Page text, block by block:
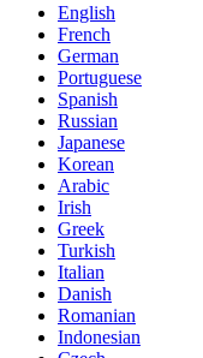
English
French
German
Portuguese
Spanish
Russian
Japanese
Korean
Arabic
Irish
Greek
Turkish
Italian
Danish
Romanian
Indonesian